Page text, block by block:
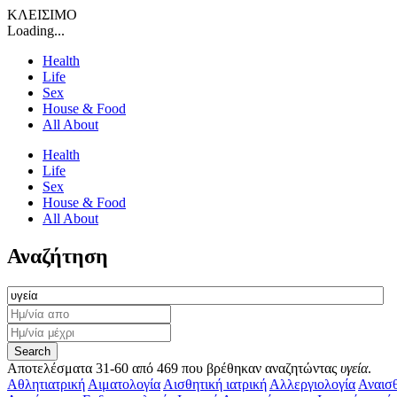
ΚΛΕΙΣΙΜΟ
Loading...
Health
Life
Sex
House & Food
All About
Health
Life
Sex
House & Food
All About
Αναζήτηση
Αποτελέσματα 31-60 από 469 που βρέθηκαν αναζητώντας υγεία.
Αθλητιατρική‎ Αιματολογία‎ Αισθητική ιατρική Αλλεργιολογία‎